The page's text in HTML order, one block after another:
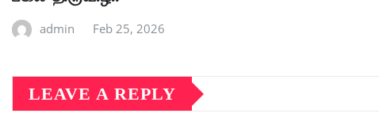
admin Feb 25, 2026
LEAVE A REPLY